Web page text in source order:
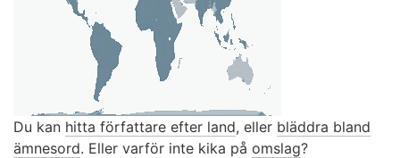
Du kan hitta författare efter land, eller bläddra bland
ämnesord. Eller varför inte kika på omslag?